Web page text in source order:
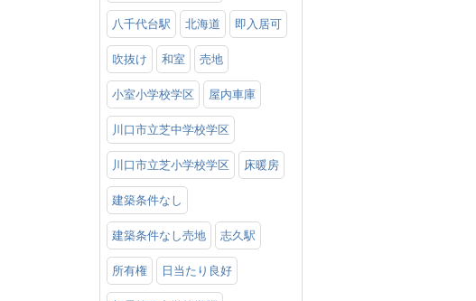
八千代台駅 北海道 即入居可
吹抜け 和室 売地
小室小学校学区 屋内車庫
川口市立芝中学校学区
川口市立芝小学校学区 床暖房
建築条件なし
建築条件なし売地 志久駅
所有権 日当たり良好